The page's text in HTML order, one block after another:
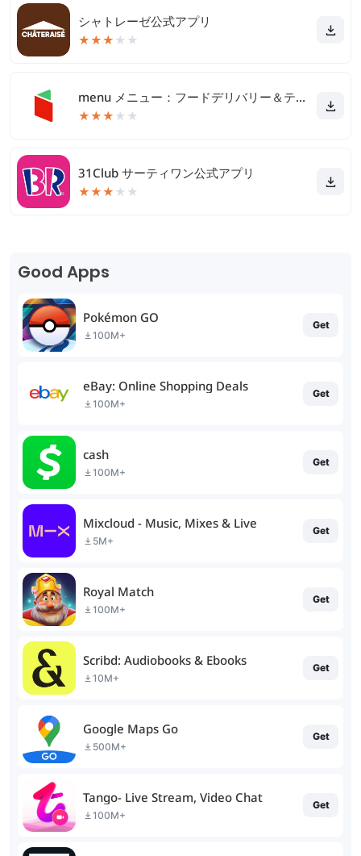
シャトレーゼ公式アプリ
★★★ ★ ★
menu メニュー：フードデリバリー＆テイクアウト
★★★ ★ ★
31Club サーティワン公式アプリ
★★★ ★ ★
Good Apps
Pokémon GO
100M+
Get
eBay: Online Shopping Deals
100M+
Get
cash
100M+
Get
Mixcloud - Music, Mixes & Live
5M+
Get
Royal Match
100M+
Get
Scribd: Audiobooks & Ebooks
10M+
Get
Google Maps Go
500M+
Get
Tango- Live Stream, Video Chat
100M+
Get